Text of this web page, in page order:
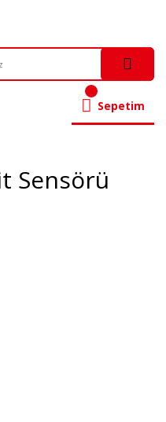
Sepetim
Sensörü